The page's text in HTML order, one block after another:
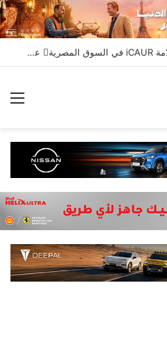
جي بي أوتو تستعد لإطلاق علامة iCAUR في السوق المصرية علامة عالمية جديدة لسيارات الطاقة الجديدة تجمع بين التكنولوجيا الذكية والتصميم الجريء وروح المغامر